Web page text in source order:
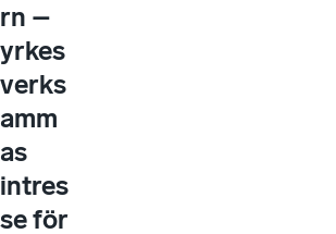
rn –
yrkes
verks
amm
as
intres
se för